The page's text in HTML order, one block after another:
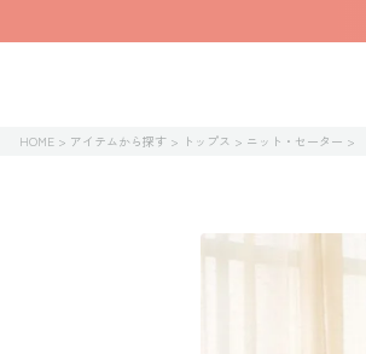
HOME アイテムから探す トップス ニット・セーター